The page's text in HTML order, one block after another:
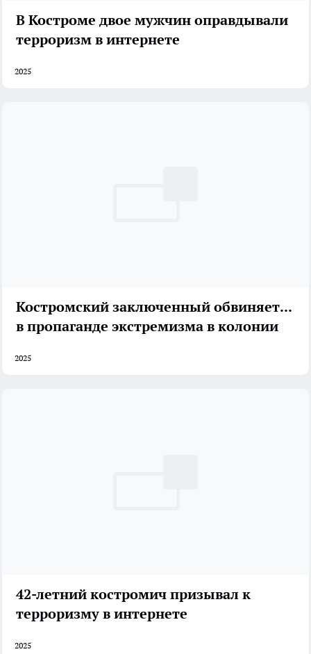
В Костроме двое мужчин оправдывали
терроризм в интернете
2025
Костромский заключенный обвиняется
в пропаганде экстремизма в колонии
2025
42-летний костромич призывал к
терроризму в интернете
2025